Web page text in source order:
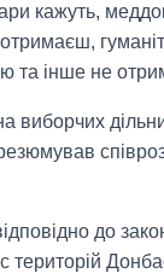
кажуть,
та інше не
виборчих
до
територій